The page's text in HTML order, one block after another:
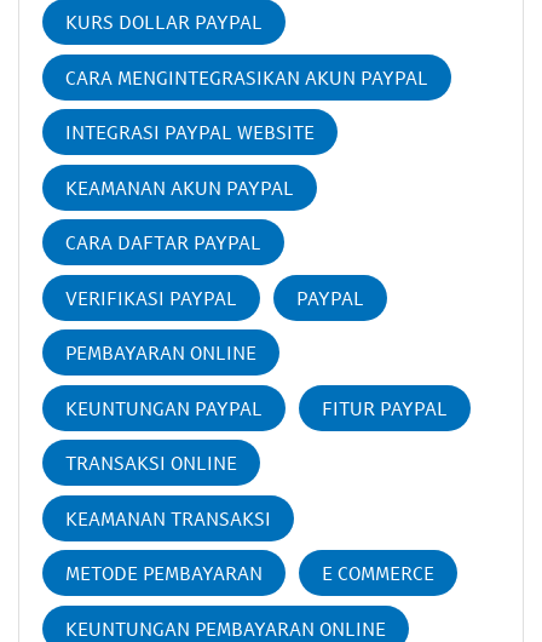
KURS DOLLAR PAYPAL
CARA MENGINTEGRASIKAN AKUN PAYPAL
INTEGRASI PAYPAL WEBSITE
KEAMANAN AKUN PAYPAL
CARA DAFTAR PAYPAL
VERIFIKASI PAYPAL PAYPAL
PEMBAYARAN ONLINE
KEUNTUNGAN PAYPAL FITUR PAYPAL
TRANSAKSI ONLINE
KEAMANAN TRANSAKSI
METODE PEMBAYARAN E COMMERCE
KEUNTUNGAN PEMBAYARAN ONLINE